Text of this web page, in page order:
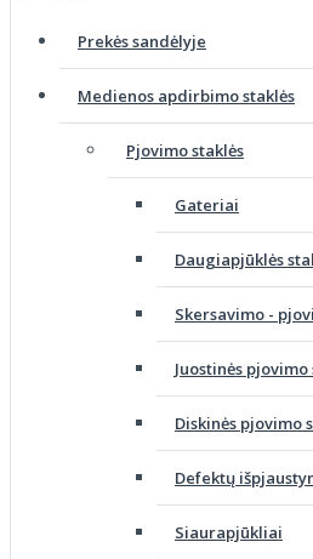
Prekės sandėlyje
Medienos apdirbimo staklės
Pjovimo staklės
Gateriai
Daugiapjūklės
Skersavimo -
Juostinės pjovimo
Diskinės pjovimo
Defektų
Siaurapjūkliai